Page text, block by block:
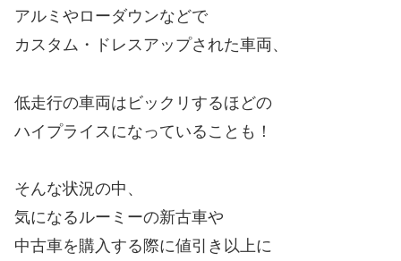
アルミやローダウンなどで
カスタム・ドレスアップされた車両、
低走行の車両はビックリするほどの
ハイプライスになっていることも！
そんな状況の中、
気になるルーミーの新古車や
中古車を購入する際に値引き以上に